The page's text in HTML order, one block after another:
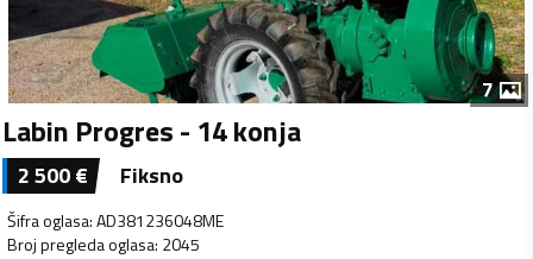
7
Labin Progres - 14 konja
2 500€ Fiksno
Šifra oglasa:AD381236048ME
Broj pregleda oglasa: 2045